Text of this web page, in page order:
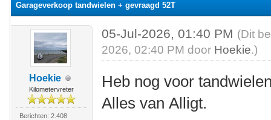
Garageverkoop tandwielen + gevraagd 52T
Hoekie
Kilometervreter
Berichten: 2.408
05-Jul-2026, 01:40 PM (Dit
2026, 02:40 PM door Hoekie.)
Heb nog voor
Alles van Alligt.